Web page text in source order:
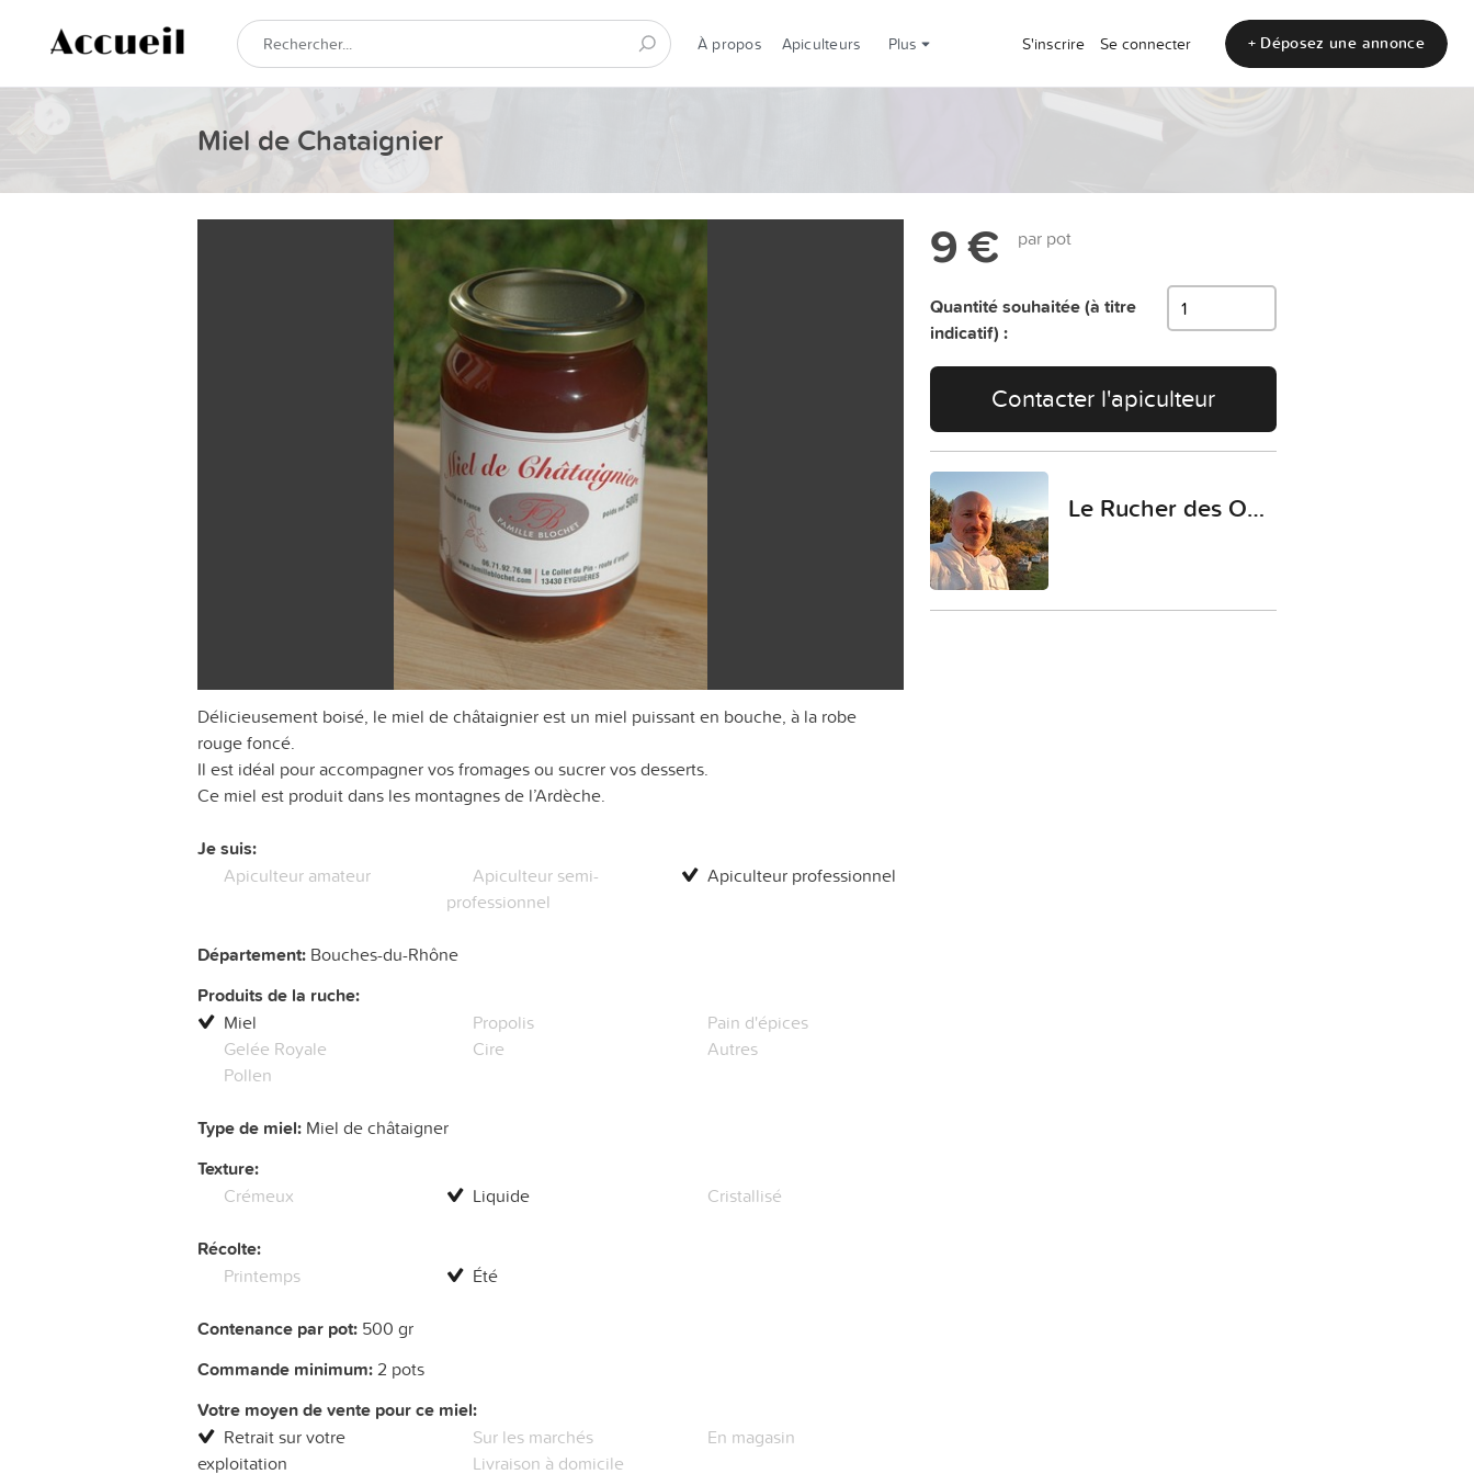
À propos Apiculteurs Plus S'inscrire Se connecter + Déposez une annonce
Miel de Chataignier
Délicieusement boisé, le miel de châtaignier est un miel puissant en bouche, à la robe
rouge foncé.
Il est idéal pour accompagner vos fromages ou sucrer vos desserts.
Ce miel est produit dans les montagnes de l’Ardèche.
Je suis:
Apiculteur amateur
Apiculteur semi-
professionnel
Apiculteur professionnel
Département: Bouches-du-Rhône
Produits de la ruche:
Miel
Gelée Royale
Pollen
Propolis
Cire
Pain d'épices
Autres
Type de miel: Miel de châtaigner
Texture:
Crémeux Liquide Cristallisé
Récolte:
Printemps Été
Contenance par pot: 500 gr
Commande minimum:2 pots
Votre moyen de vente pour ce miel:
Retrait sur votre
exploitation
Sur les marchés
Livraison à domicile
En magasin
9 € par pot
Quantité souhaitée (à titre
indicatif) :
Contacter l'apiculteur
Le Rucher des Opies, Jérôme BLOCHET Apiculteur